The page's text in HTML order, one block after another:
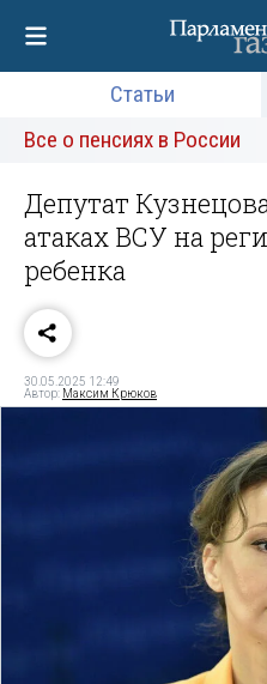
Статьи
Все о пенсиях в России
Депутат
атаках ВСУ на
ребенка
30.05.2025 12:49
Автор: Максим Крюков